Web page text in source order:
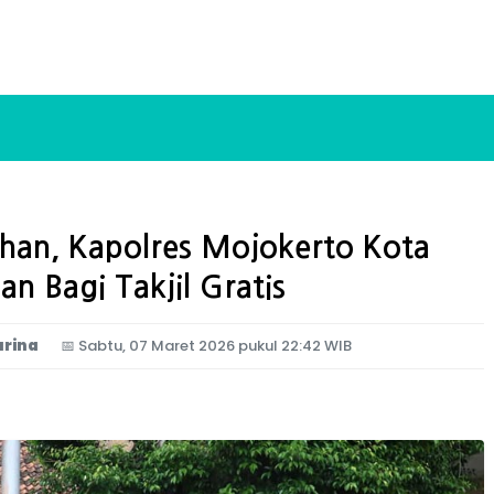
Kapolres Mojokerto Kota
Bagi Takjil Gratis
📅 Sabtu, 07 Maret 2026 pukul 22:42 WIB